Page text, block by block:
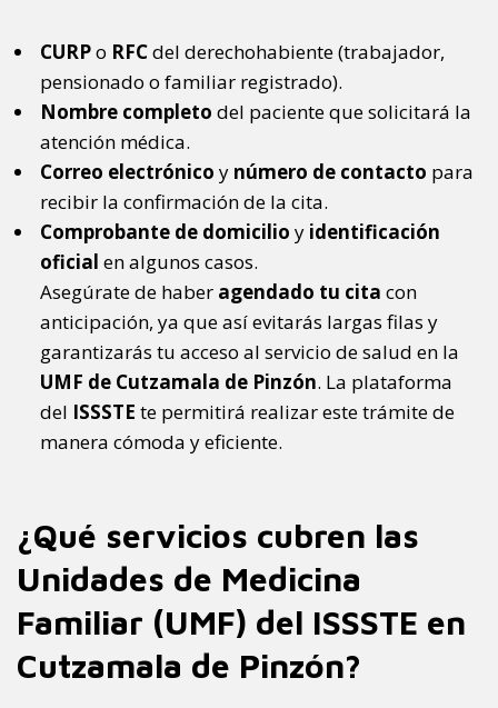
CURPo RFCdel derechohabiente (trabajador,
pensionado o familiar registrado).
Nombre completo del paciente que solicitará la
atención médica.
Correo electrónico y número de contacto para
recibir la confirmación de la cita.
Comprobante de domicilio y identificación
oficial en algunos casos.
Asegúrate de haber agendado tu cita con
anticipación, ya que así evitarás largas filas y
garantizarás tu acceso al servicio de salud en la
UMF de Cutzamala de Pinzón. La plataforma
del ISSSTE te permitirá realizar este trámite de
manera cómoda y eficiente.
¿Qué servicios cubren las
Unidades de Medicina
Familiar (UMF) del ISSSTE en
Cutzamala de Pinzón?